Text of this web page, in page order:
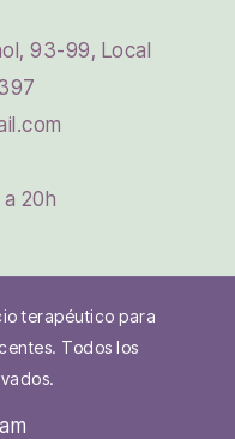
93-99, Local
20h
terapéutico para
Todos los